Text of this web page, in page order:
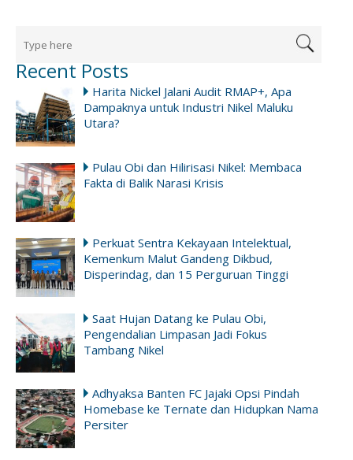
Recent Posts
Harita Nickel Jalani Audit RMAP+, Apa
Dampaknya untuk Industri Nikel Maluku
Utara?
Pulau Obi dan Hilirisasi Nikel: Membaca
Fakta di Balik Narasi Krisis
Perkuat Sentra Kekayaan Intelektual,
Kemenkum Malut Gandeng Dikbud,
Disperindag, dan 15 Perguruan Tinggi
Saat Hujan Datang ke Pulau Obi,
Pengendalian Limpasan Jadi Fokus
Tambang Nikel
Adhyaksa Banten FC Jajaki Opsi Pindah
Homebase ke Ternate dan Hidupkan Nama
Persiter